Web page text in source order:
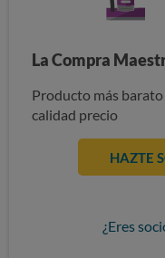
La Compra
Producto más
calidad precio
HAZTE
¿Eres